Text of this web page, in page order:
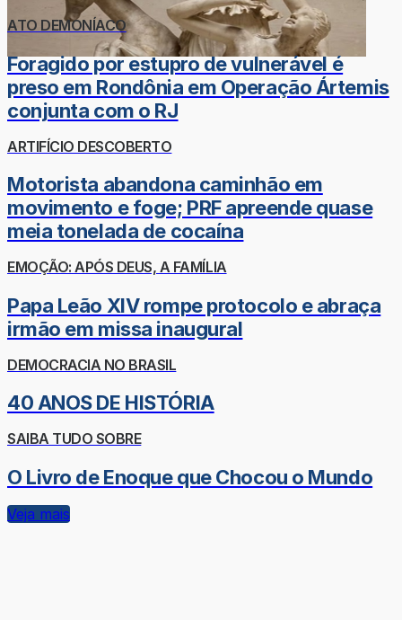
ATO DEMONÍACO
Foragido por estupro de vulnerável é
preso em Rondônia em Operação Ártemis
conjunta com o RJ
ARTIFÍCIO DESCOBERTO
Motorista abandona caminhão em
movimento e foge; PRF apreende quase
meia tonelada de cocaína
EMOÇÃO: APÓS DEUS, A FAMÍLIA
Papa Leão XIV rompe protocolo e abraça
irmão em missa inaugural
DEMOCRACIA NO BRASIL
40 ANOS DE HISTÓRIA
SAIBA TUDO SOBRE
O Livro de Enoque que Chocou o Mundo
Veja mais